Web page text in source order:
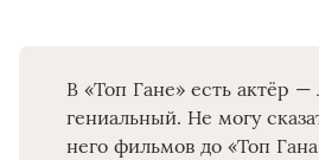
В «Топ Гане» есть актёр
гениальный. Не могу
него фильмов до «Топ